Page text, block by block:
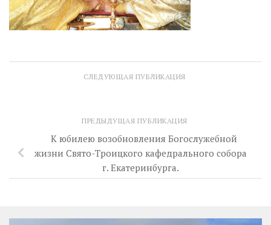
СЛЕДУЮЩАЯ ПУБЛИКАЦИЯ
ПРЕДЫДУЩАЯ ПУБЛИКАЦИЯ
К юбилею возобновления Богослужебной
жизни Свято-Троицкого кафедрального собора
г. Екатеринбурга.